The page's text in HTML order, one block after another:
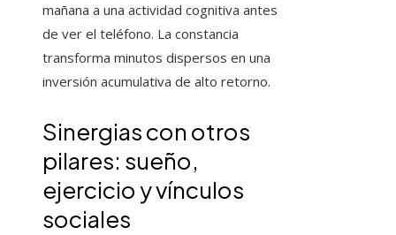
mañana a una actividad cognitiva antes
de ver el teléfono. La constancia
transforma minutos dispersos en una
inversión acumulativa de alto retorno.
Sinergias con otros
pilares: sueño,
ejercicio y vínculos
sociales